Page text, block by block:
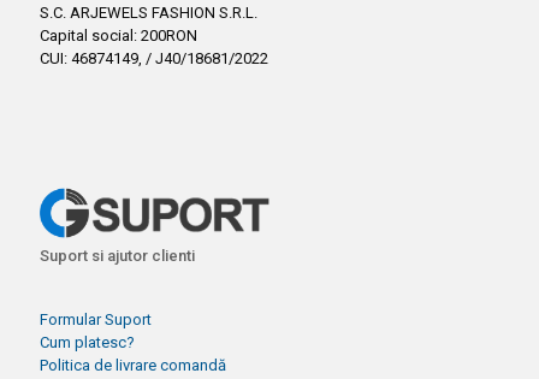
S.C. ARJEWELS FASHION S.R.L.
Capital social: 200RON
CUI: 46874149, / J40/18681/2022
Suport si ajutor clienti
Formular Suport
Cum platesc?
Politica de livrare comandă